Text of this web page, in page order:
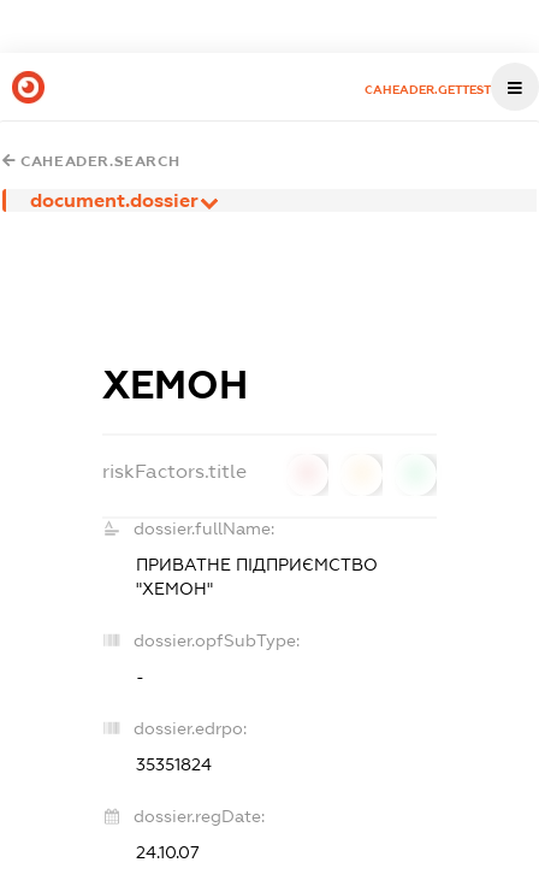
CAHEADER.GETTEST
CAHEADER.SEARCH
document.dossier
ХЕМОН
riskFactors.title
dossier.fullName:
ПРИВАТНЕ ПІДПРИЄМСТВО
"ХЕМОН"
dossier.opfSubType:
-
dossier.edrpo:
35351824
dossier.regDate:
24.10.07